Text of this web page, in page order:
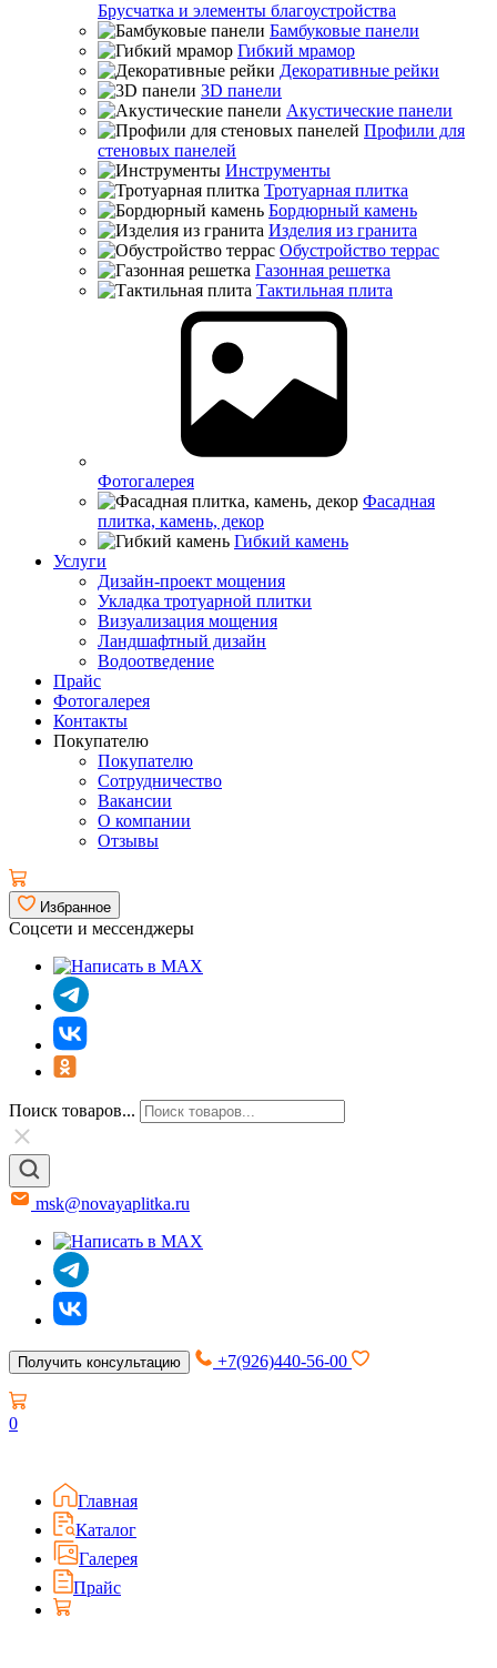
Брусчатка и элементы благоустройства
Бамбуковые панели
Гибкий мрамор
Декоративные рейки
3D панели
Акустические панели
Профили для
стеновых панелей
Инструменты
Тротуарная плитка
Бордюрный камень
Изделия из гранита
Обустройство террас
Газонная решетка
Тактильная плита
Фотогалерея
Фасадная
плитка, камень, декор
Гибкий камень
Услуги
Дизайн-проект мощения
Укладка тротуарной плитки
Визуализация мощения
Ландшафтный дизайн
Водоотведение
Прайс
Фотогалерея
Контакты
Покупателю
Покупателю
Сотрудничество
Вакансии
О компании
Отзывы
Избранное
Соцсети и мессенджеры
Поиск товаров...
msk@novayaplitka.ru
Получить консультацию +7(926)440-56-00
0
Главная
Каталог
Галерея
Прайс